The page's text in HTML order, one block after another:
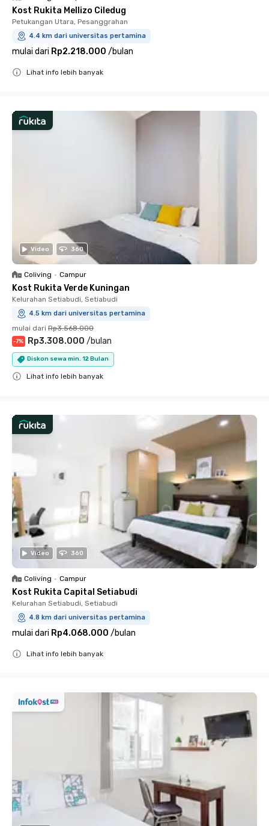
Kost Rukita Mellizo Ciledug
Petukangan Utara, Pesanggrahan
4.4 km dari universitas pertamina
mulai dari Rp2.218.000 /bulan
Lihat info lebih banyak
Video 360
Coliving • Campur
Kost Rukita Verde Kuningan
Kelurahan Setiabudi, Setiabudi
4.5 km dari universitas pertamina
mulai dari Rp3.568.000
-7% Rp3.308.000 /bulan
Diskon sewa min. 12 Bulan
Lihat info lebih banyak
Video 360
Coliving • Campur
Kost Rukita Capital Setiabudi
Kelurahan Setiabudi, Setiabudi
4.8 km dari universitas pertamina
mulai dari Rp4.068.000 /bulan
Lihat info lebih banyak